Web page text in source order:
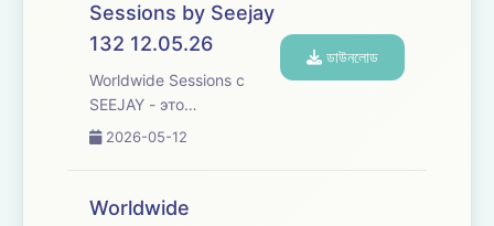
увлекательное
исследование
различных культур и
жанров танцевальной
Sessions by Seejay
132 12.05.26
Worldwide Sessions с
SEEJAY - это
захватывающее
путешествие, которое
переступает границы,
2026-05-12
ডাউনলোড
Worldwide